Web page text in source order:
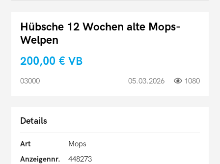
Hübsche 12 Wochen alte Mops-
Welpen
200,00 € VB
03000 05.03.2026 1080
Details
Art
Mops
Anzeigennr.
448273